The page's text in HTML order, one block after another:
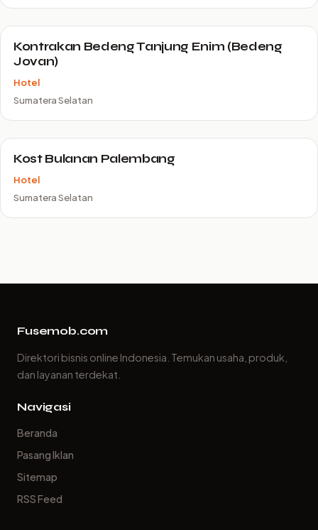
Kontrakan Bedeng Tanjung Enim (Bedeng
Jovan)
Hotel
Sumatera Selatan
Kost Bulanan Palembang
Hotel
Sumatera Selatan
Fusemob.com
Direktori bisnis online Indonesia. Temukan usaha, produk,
dan layanan terdekat.
Navigasi
Beranda
Pasang Iklan
Sitemap
RSS Feed